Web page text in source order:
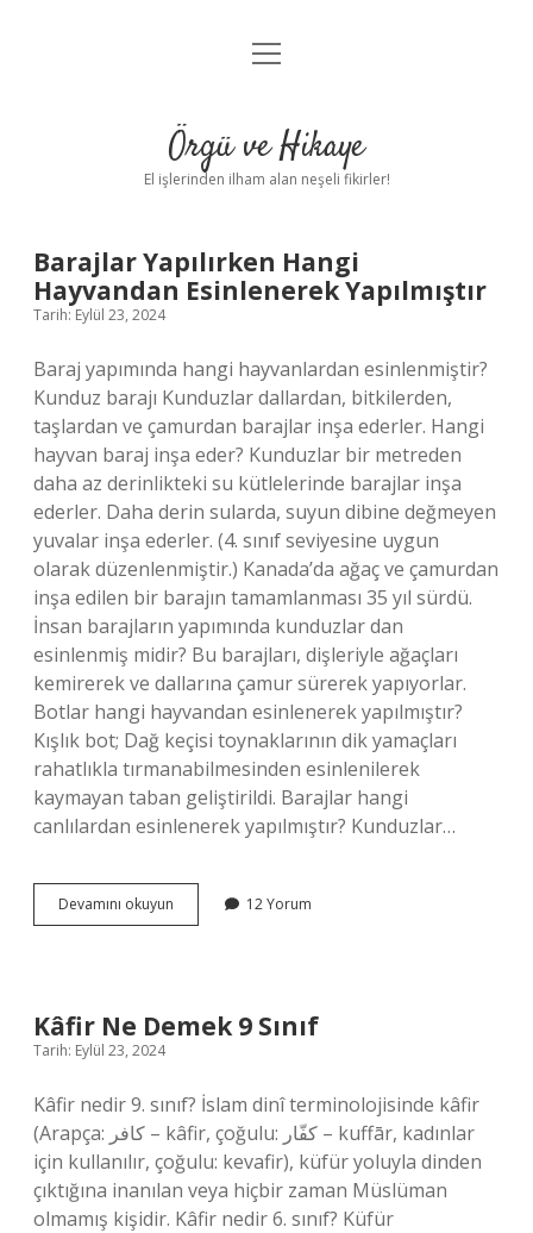
Anasayfa
Yasal Uyarı
menüyü
Örgü ve Hikaye
El işlerinden ilham alan neşeli fikirler!
Örgü
ve
Hikaye
Yazılar
Barajlar Yapılırken Hangi
Hayvandan Esinlenerek Yapılmıştır
Tarih: Eylül 23, 2024
Baraj yapımında hangi hayvanlardan esinlenmiştir?
Kunduz barajı Kunduzlar dallardan, bitkilerden,
taşlardan ve çamurdan barajlar inşa ederler. Hangi
hayvan baraj inşa eder? Kunduzlar bir metreden
daha az derinlikteki su kütlelerinde barajlar inşa
ederler. Daha derin sularda, suyun dibine değmeyen
yuvalar inşa ederler. (4. sınıf seviyesine uygun
olarak düzenlenmiştir.) Kanada’da ağaç ve çamurdan
inşa edilen bir barajın tamamlanması 35 yıl sürdü.
İnsan barajların yapımında kunduzlar dan
esinlenmiş midir? Bu barajları, dişleriyle ağaçları
kemirerek ve dallarına çamur sürerek yapıyorlar.
Botlar hangi hayvandan esinlenerek yapılmıştır?
Kışlık bot; Dağ keçisi toynaklarının dik yamaçları
rahatlıkla tırmanabilmesinden esinlenilerek
kaymayan taban geliştirildi. Barajlar hangi
canlılardan esinlenerek yapılmıştır? Kunduzlar…
Devamını okuyun Barajlar
Yapılırken
12 Yorum
Kâfir Ne Demek 9 Sınıf
Tarih: Eylül 23, 2024
Kâfir nedir 9. sınıf? İslam dinî terminolojisinde kâfir
(Arapça: كافر – kâfir, çoğulu: كفّار – kuffār, kadınlar
için kullanılır, çoğulu: kevafir), küfür yoluyla dinden
çıktığına inanılan veya hiçbir zaman Müslüman
olmamış kişidir. Kâfir nedir 6. sınıf? Küfür